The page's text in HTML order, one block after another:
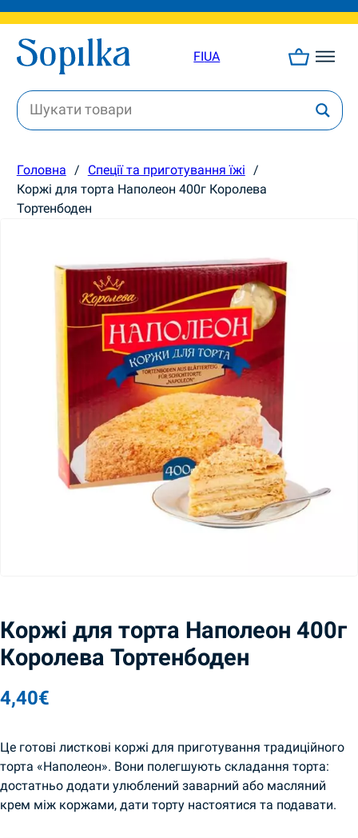
FIUA
Головна / Спеції та приготування їжі /
Коржі для торта Наполеон 400г Королева
Тортенбоден
Коржі для торта Наполеон 400г
Королева Тортенбоден
4,40€
Це готові листкові коржі для приготування традиційного
торта «Наполеон». Вони полегшують складання торта:
достатньо додати улюблений заварний або масляний
крем між коржами, дати торту настоятися та подавати.